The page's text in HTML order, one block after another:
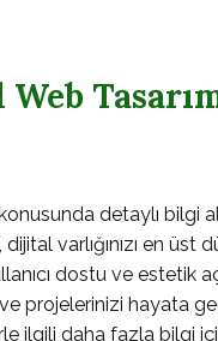
detaylı bilgi
varlığınızı en üst
dostu ve estetik
projelerinizi hayata
ilgili daha fazla bilgi